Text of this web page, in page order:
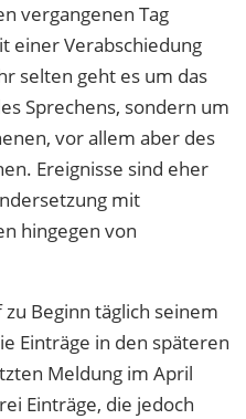
vergangenen Tag
einer Verabschiedung
selten geht es um das
Sprechens, sondern um
vor allem aber des
Ereignisse sind eher
mit
hingegen von
Beginn täglich seinem
Einträge in den späteren
Meldung im April
Einträge, die jedoch